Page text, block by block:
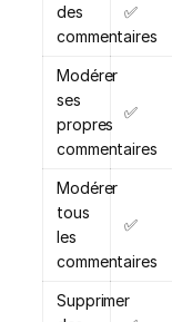
des
commentaires
✅
Modérer
ses
propres
commentaires
✅
Modérer
tous
les
commentaires
✅
Supprimer